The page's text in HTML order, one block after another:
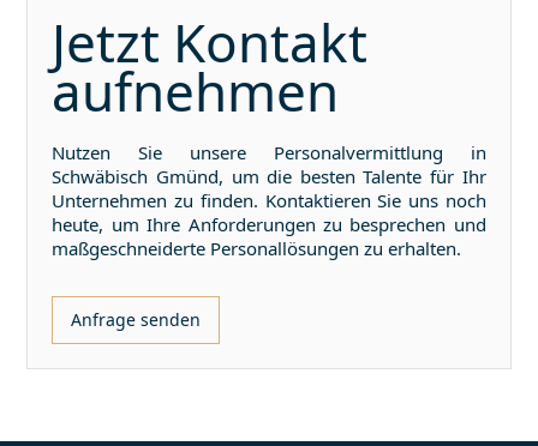
Jetzt Kontakt
aufnehmen
Nutzen Sie unsere Personalvermittlung in
Schwäbisch Gmünd, um die besten Talente für Ihr
Unternehmen zu finden. Kontaktieren Sie uns noch
heute, um Ihre Anforderungen zu besprechen und
maßgeschneiderte Personallösungen zu erhalten.
Anfrage senden